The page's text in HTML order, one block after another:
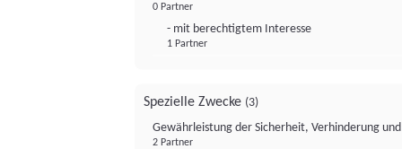
0 Partner
- mit berechtigtem Interesse
1 Partner
Spezielle Zwecke (3)
Gewährleistung der Sicherheit, Verhinderung
2 Partner